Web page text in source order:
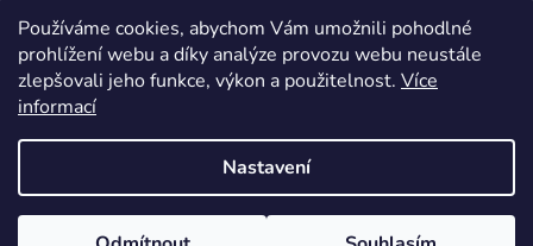
Používáme cookies, abychom Vám umožnili pohodlné
prohlížení webu a díky analýze provozu webu neustále
zlepšovali jeho funkce, výkon a použitelnost. Více
informací
Nastavení
Vložením e-mailu souhlasíte s
podmínkami ochrany
osobních údajů
PŘIHLÁSIT SE
Vytvořil Shoptet